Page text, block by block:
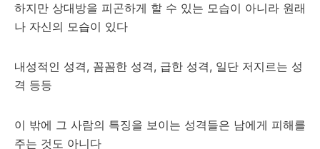
하지만 상대방을 피곤하게 할 수 있는 모습이 아니라 원래
나 자신의 모습이 있다
내성적인 성격, 꼼꼼한 성격, 급한 성격, 일단 저지르는 성
격 등등
이 밖에 그 사람의 특징을 보이는 성격들은 남에게 피해를
주는 것도 아니다